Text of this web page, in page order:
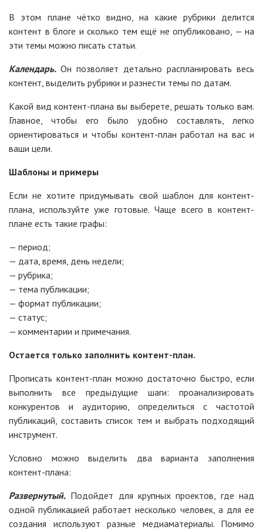
В этом плане чётко видно, на какие рубрики делится
контент в блоге и сколько тем ещё не опубликовано, — на
эти темы можно писать статьи.
Календарь. Он позволяет детально распланировать весь
контент, выделить рубрики и разнести темы по датам.
Какой вид контент-плана вы выберете, решать только вам.
Главное, чтобы его было удобно составлять, легко
ориентироваться и чтобы контент-план работал на вас и
ваши цели.
Шаблоны и примеры
Если не хотите придумывать свой шаблон для контент-
плана, используйте уже готовые. Чаще всего в контент-
плане есть такие графы:
— период;
— дата, время, день недели;
— рубрика;
— тема публикации;
— формат публикации;
— статус;
— комментарии и примечания.
Остается только заполнить контент-план.
Прописать контент-план можно достаточно быстро, если
выполнить все предыдущие шаги: проанализировать
конкурентов и аудиторию, определиться с частотой
публикаций, составить список тем и выбрать подходящий
инструмент.
Условно можно выделить два варианта заполнения
контент-плана:
Развернутый. Подойдет для крупных проектов, где над
одной публикацией работает несколько человек, а для ее
создания используют разные медиаматериалы. Помимо